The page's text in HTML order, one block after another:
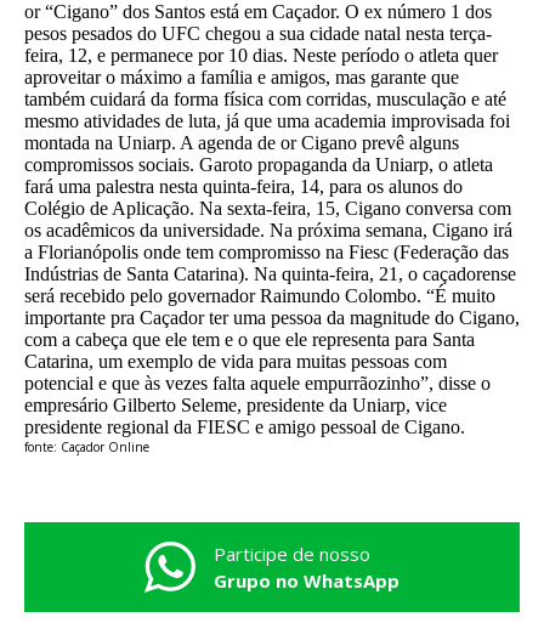
or “Cigano” dos Santos está em Caçador. O ex número 1 dos
pesos pesados do UFC chegou a sua cidade natal nesta terça-
feira, 12, e permanece por 10 dias. Neste período o atleta quer
aproveitar o máximo a família e amigos, mas garante que
também cuidará da forma física com corridas, musculação e até
mesmo atividades de luta, já que uma academia improvisada foi
montada na Uniarp. A agenda de or Cigano prevê alguns
compromissos sociais. Garoto propaganda da Uniarp, o atleta
fará uma palestra nesta quinta-feira, 14, para os alunos do
Colégio de Aplicação. Na sexta-feira, 15, Cigano conversa com
os acadêmicos da universidade. Na próxima semana, Cigano irá
a Florianópolis onde tem compromisso na Fiesc (Federação das
Indústrias de Santa Catarina). Na quinta-feira, 21, o caçadorense
será recebido pelo governador Raimundo Colombo. “É muito
importante pra Caçador ter uma pessoa da magnitude do Cigano,
com a cabeça que ele tem e o que ele representa para Santa
Catarina, um exemplo de vida para muitas pessoas com
potencial e que às vezes falta aquele empurrãozinho”, disse o
empresário Gilberto Seleme, presidente da Uniarp, vice
presidente regional da FIESC e amigo pessoal de Cigano.
fonte: Caçador Online
Participe de nosso
Grupo no WhatsApp